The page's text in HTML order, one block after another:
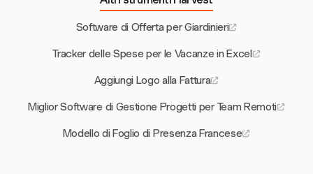
Software di Offerta per Giardinieri
Tracker delle Spese per le Vacanze in Excel
Aggiungi Logo alla Fattura
Miglior Software di Gestione Progetti per Team Remoti
Modello di Foglio di Presenza Francese